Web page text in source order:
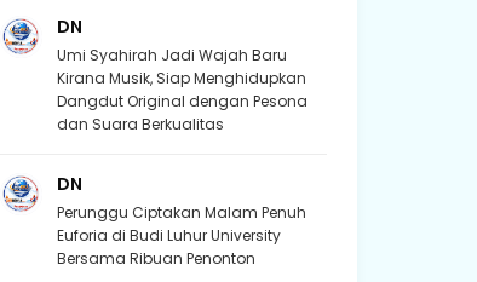
DN
Umi Syahirah Jadi Wajah Baru
Kirana Musik, Siap Menghidupkan
Dangdut Original dengan Pesona
dan Suara Berkualitas
DN
Perunggu Ciptakan Malam Penuh
Euforia di Budi Luhur University
Bersama Ribuan Penonton